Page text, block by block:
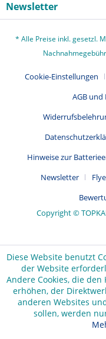
Newsletter
* Alle Preise inkl. gesetzl.
Cookie-Einstellungen
AGB
Hinweise zur
Newsletter
Copyright ©
Diese Website benutzt
der Website
Andere Cookies, die
erhöhen, der
anderen Websites
sollen, werden